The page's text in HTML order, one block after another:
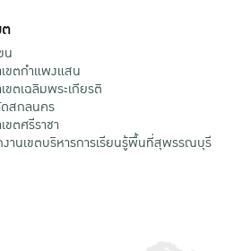
น
ขตกําแพงแสน
ขตเฉลิมพระเกียรติ
สกลนคร
ขตศรีราชา
านเขตบริหารการเรียนรู้พื้นที่สุพรรณบุรี